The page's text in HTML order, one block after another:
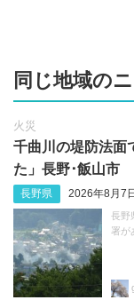
同じ地域の
火災
千曲川の堤防法面
た」長野･飯山市
長野県 2026年8月7
長野
署が